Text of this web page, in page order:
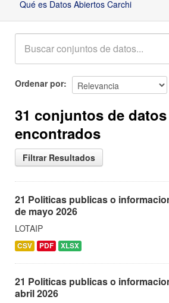
Qué es Datos Abiertos Carchi
Ordenar por
31 conjuntos de datos
encontrados
Filtrar Resultados
21 Politicas publicas o
de mayo 2026
LOTAIP
CSV PDF XLSX
21 Politicas publicas o
abril 2026